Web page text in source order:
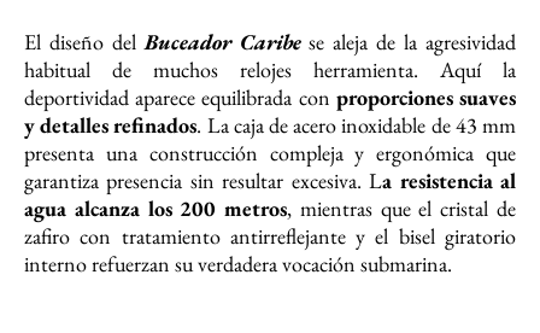
El diseño delBuceador Caribese aleja de la agresividad
habitual de muchos relojes herramienta. Aquí la
deportividad aparece equilibrada con proporciones suaves
y detalles refinados. La caja de acero inoxidable de 43 mm
presenta una construcción compleja y ergonómica que
garantiza presencia sin resultar excesiva. La resistencia al
agua alcanza los 200 metros, mientras que el cristal de
zafiro con tratamiento antirreflejante y el bisel giratorio
interno refuerzan su verdadera vocación submarina.